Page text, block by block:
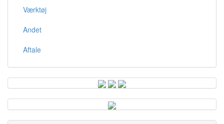
Værktøj
Andet
Aftale